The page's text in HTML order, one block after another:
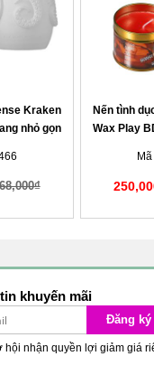
Kraken
nhỏ gọn
Nến tình
Wax Play
khuyến mãi
Đăng ký
hội nhận quyền lợi giảm giá